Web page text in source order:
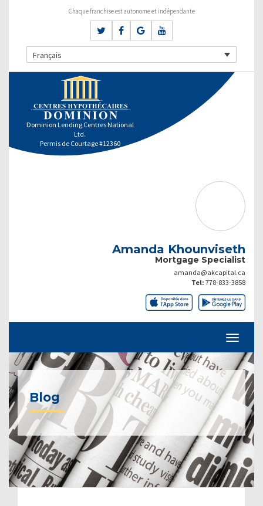
Chaque franchise est autonome et indépendante
Français
Dominion Lending Centres National
Ltd.
Permis de Courtage #12360
Amanda Khounviseth
Mortgage Specialist
amanda@akcapital.ca
Tel: 778-833-3858
Blog